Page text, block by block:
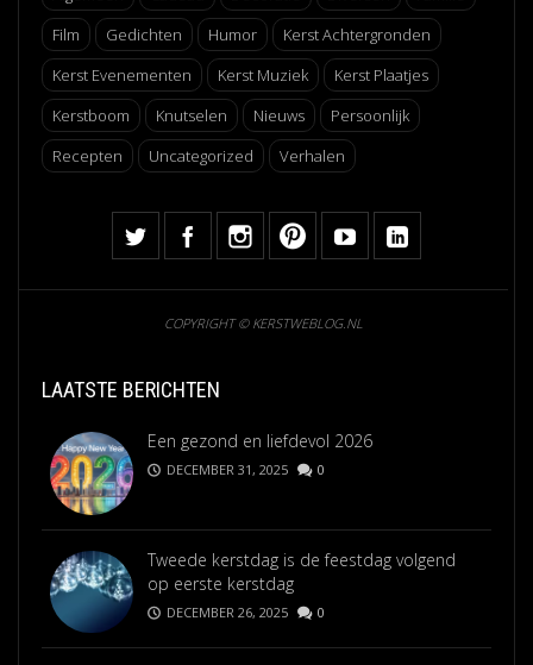
Film
Gedichten Humor
Kerst Achtergronden
Kerst Evenementen
Kerst Muziek
Kerst Plaatjes
Kerstboom
Knutselen Nieuws
Persoonlijk
Recepten
Uncategorized Verhalen
COPYRIGHT © KERSTWEBLOG.NL
LAATSTE BERICHTEN
Een gezond en liefdevol 2026
DECEMBER 31, 2025 0
Tweede kerstdag is de feestdag volgend
op eerste kerstdag
DECEMBER 26, 2025 0